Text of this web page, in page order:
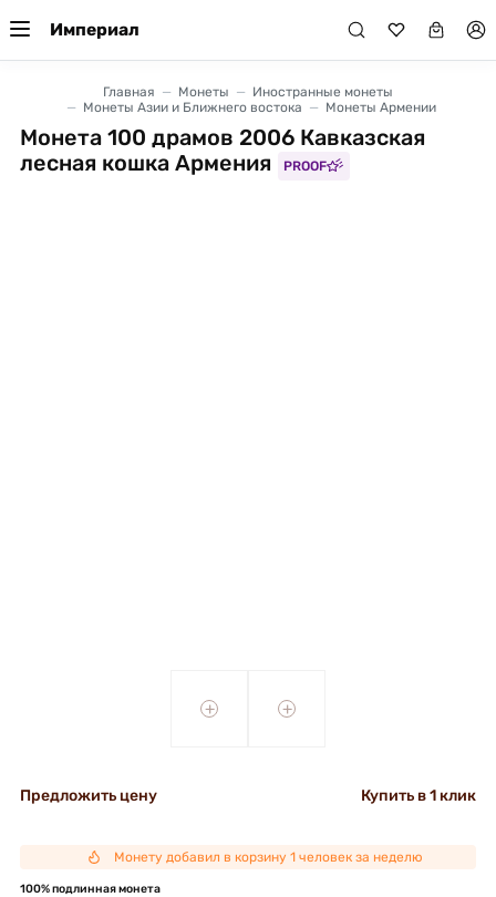
Империал
Главная Монеты
Иностранные монеты
Монеты Азии и Ближнего востока
Монеты Армении
Монета 100 драмов 2006 Кавказская
лесная кошка Армения
PROOF
+ +
Предложить цену Купить в 1 клик
Монету добавил в корзину 1 человек за неделю
100% подлинная монета